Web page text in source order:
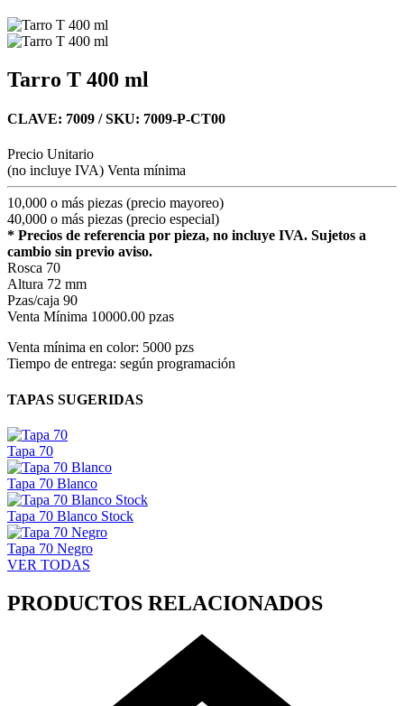
Tarro T 400 ml
CLAVE: 7009 / SKU: 7009-P-CT00
Precio Unitario
(no incluye IVA) Venta mínima
10,000 o más piezas (precio mayoreo)
40,000 o más piezas (precio especial)
* Precios de referencia por pieza, no incluye IVA. Sujetos a
cambio sin previo aviso.
Rosca 70
Altura 72 mm
Pzas/caja 90
Venta Mínima 10000.00 pzas
Venta mínima en color: 5000 pzs
Tiempo de entrega: según programación
TAPAS SUGERIDAS
Tapa 70
Tapa 70 Blanco
Tapa 70 Blanco Stock
Tapa 70 Negro
VER TODAS
PRODUCTOS RELACIONADOS